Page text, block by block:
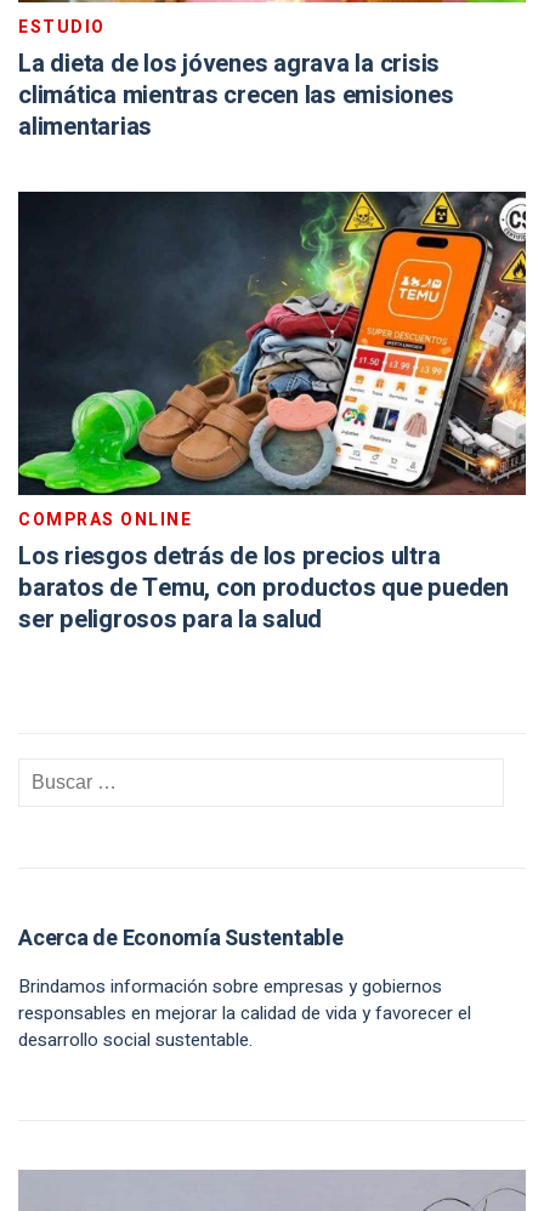
ESTUDIO
La dieta de los jóvenes agrava la crisis
climática mientras crecen las emisiones
alimentarias
COMPRAS ONLINE
Los riesgos detrás de los precios ultra
baratos de Temu, con productos que pueden
ser peligrosos para la salud
Acerca de Economía Sustentable
Brindamos información sobre empresas y gobiernos
responsables en mejorar la calidad de vida y favorecer el
desarrollo social sustentable.